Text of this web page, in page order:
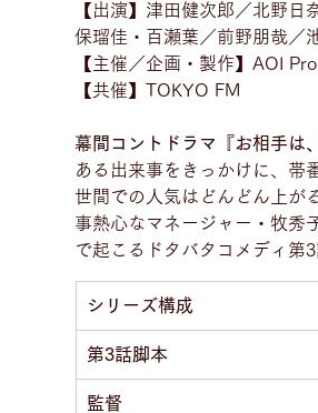
【出演】津田健次郎／北野
保瑠佳・百瀬葉／前野朋哉／
【主催／企画・製作】AOI Pro.
【共催】TOKYO FM
幕間コントドラマ『お相手は
ある出来事をきっかけに、帯
世間での人気はどんどん上が
事熱心なマネージャー・牧秀
で起こるドタバタコメディ第
シリーズ構成
第3話脚本
監督